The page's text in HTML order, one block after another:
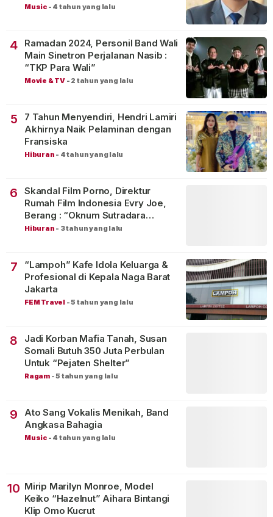
Music - 4 tahun yang lalu
4
Ramadan 2024, Personil Band Wali
Main Sinetron Perjalanan Nasib :
“TKP Para Wali”
Movie & TV - 2 tahun yang lalu
5
7 Tahun Menyendiri, Hendri Lamiri
Akhirnya Naik Pelaminan dengan
Fransiska
Hiburan - 4 tahun yang lalu
6
Skandal Film Porno, Direktur
Rumah Film Indonesia Evry Joe,
Berang : “Oknum Sutradara
Merusak Perfilman Indonesia”!
Hiburan - 3 tahun yang lalu
7
“Lampoh” Kafe Idola Keluarga &
Profesional di Kepala Naga Barat
Jakarta
FEM Travel -5 tahun yang lalu
8
Jadi Korban Mafia Tanah, Susan
Somali Butuh 350 Juta Perbulan
Untuk “Pejaten Shelter”
Ragam -5 tahun yang lalu
9
Ato Sang Vokalis Menikah, Band
Angkasa Bahagia
Music - 4 tahun yang lalu
10 Mirip Marilyn Monroe, Model
Keiko “Hazelnut” Aihara Bintangi
Klip Omo Kucrut